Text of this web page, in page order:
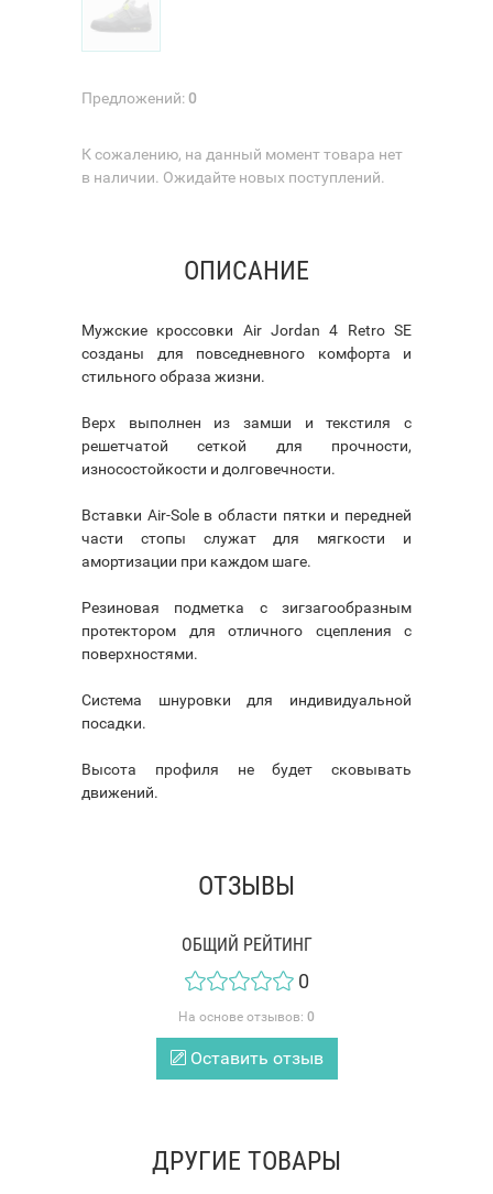
Предложений:0
К сожалению, на данный момент товара нет
в наличии. Ожидайте новых поступлений.
ОПИСАНИЕ
Мужские кроссовки Air Jordan 4 Retro SE
созданы для повседневного комфорта и
стильного образа жизни.
Верх выполнен из замши и текстиля с
решетчатой сеткой для прочности,
износостойкости и долговечности.
Вставки Air-Sole в области пятки и передней
части стопы служат для мягкости и
амортизации при каждом шаге.
Резиновая подметка с зигзагообразным
протектором для отличного сцепления с
поверхностями.
Система шнуровки для индивидуальной
посадки.
Высота профиля не будет сковывать
движений.
ОТЗЫВЫ
ОБЩИЙ РЕЙТИНГ
0
На основе отзывов: 0
Оставить отзыв
ДРУГИЕ ТОВАРЫ